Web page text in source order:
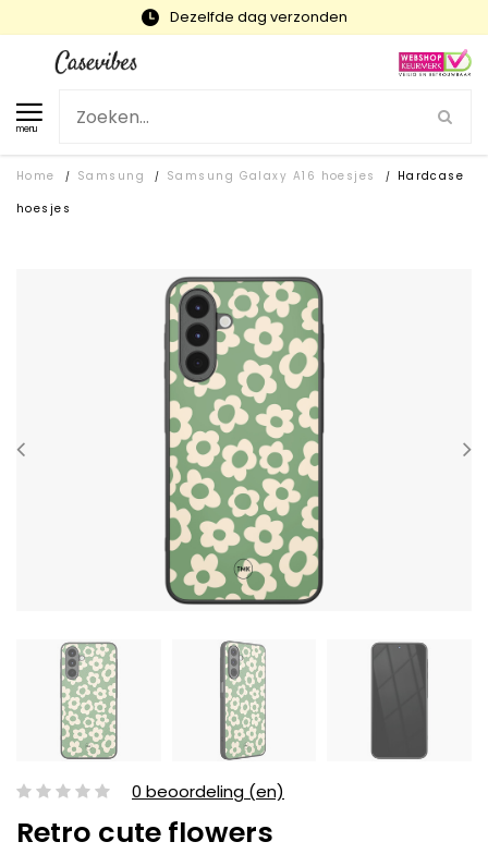
Snelle levering en gratis ruilen
menu
Home / Samsung / Samsung Galaxy A16 hoesjes /
Hardcase
hoesjes
0 beoordeling (en)
Retro cute flowers